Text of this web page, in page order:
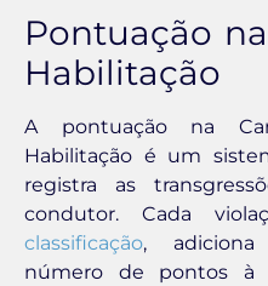
Pontuação
Habilitação
A pontuação na
Habilitação é um
registra as
condutor. Cada
classificação,
número de pontos à